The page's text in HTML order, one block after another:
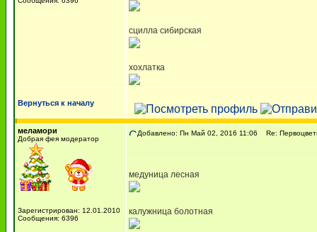
сцилла сибирская
хохлатка
Вернуться к началу
меламори
Добрая фея модератор
Зарегистрирован: 12.01.2010
Сообщения: 6396
Добавлено: Пн Май 02, 2016 11:06 Re:
медуница лесная
калужница болотная